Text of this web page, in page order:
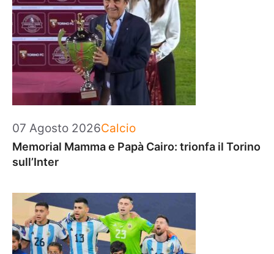
07 Agosto 2026Categorie
Calcio
Memorial Mamma e Papà Cairo: trionfa il Torino
sull’Inter